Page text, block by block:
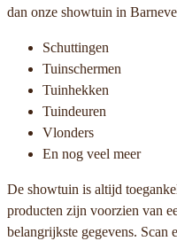
dan onze showtuin in
Schuttingen
Tuinschermen
Tuinhekken
Tuindeuren
Vlonders
En nog veel meer
De showtuin is altijd
producten zijn voorzien van
belangrijkste gegevens. Scan